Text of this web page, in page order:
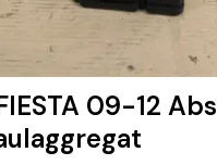
09-12 Abs